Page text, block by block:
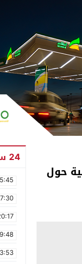
حول
24 ساعة